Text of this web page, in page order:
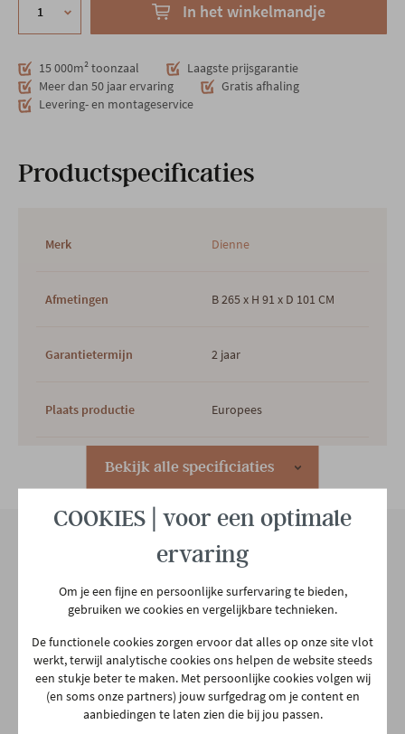
In het winkelmandje
15 000m² toonzaal
Laagste prijsgarantie
Meer dan 50 jaar ervaring
Gratis afhaling
Levering- en montageservice
Productspecificaties
Bekijk alle specificiaties
Merk Dienne
Afmetingen B 265 x H 91 x D 101 CM
Garantietermijn 2 jaar
Plaats productie Europees
Lengte matras 200 cm
Breedte matras 140 cm
Materiaal rug Stof
Aarschotsesteenweg 151
03 480 42 26
info@gerowonen.be
Ma
10:00 - 18:30
COOKIES | voor een optimale
ervaring
Om je een fijne en persoonlijke surfervaring te bieden,
gebruiken we cookies en vergelijkbare technieken.
De functionele cookies zorgen ervoor dat alles op onze site vlot
werkt, terwijl analytische cookies ons helpen de website steeds
een stukje beter te maken. Met persoonlijke cookies volgen wij
(en soms onze partners) jouw surfgedrag om je content en
aanbiedingen te laten zien die bij jou passen.